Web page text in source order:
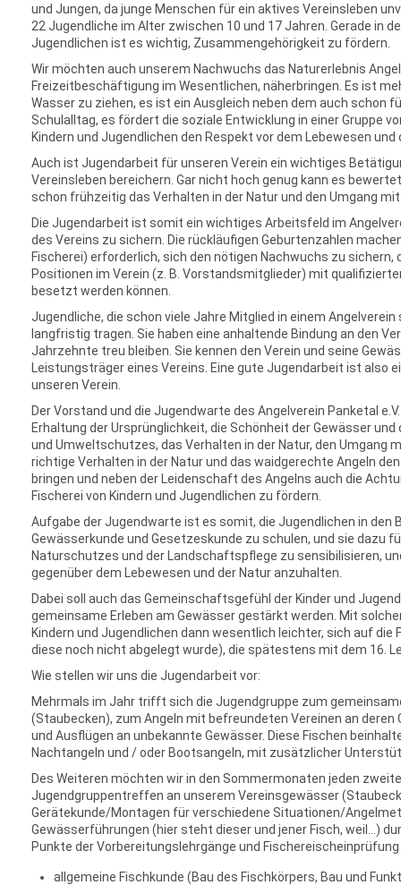
und Jungen, da junge Menschen für ein aktives Vereinsleben
22 Jugendliche im Alter zwischen 10 und 17 Jahren. Gerade in
Jugendlichen ist es wichtig, Zusammengehörigkeit zu fördern.
Wir möchten auch unserem Nachwuchs das Naturerlebnis
Freizeitbeschäftigung im Wesentlichen, näherbringen. Es ist
Wasser zu ziehen, es ist ein Ausgleich neben dem auch schon
Schulalltag, es fördert die soziale Entwicklung in einer Gruppe
Kindern und Jugendlichen den Respekt vor dem Lebewesen
Auch ist Jugendarbeit für unseren Verein ein wichtiges
Vereinsleben bereichern. Gar nicht hoch genug kann es
schon frühzeitig das Verhalten in der Natur und den Umgang
Die Jugendarbeit ist somit ein wichtiges Arbeitsfeld im
des Vereins zu sichern. Die rückläufigen Geburtenzahlen
Fischerei) erforderlich, sich den nötigen Nachwuchs zu
Positionen im Verein (z. B. Vorstandsmitglieder) mit
besetzt werden können.
Jugendliche, die schon viele Jahre Mitglied in einem
langfristig tragen. Sie haben eine anhaltende Bindung an den
Jahrzehnte treu bleiben. Sie kennen den Verein und seine
Leistungsträger eines Vereins. Eine gute Jugendarbeit ist also
unseren Verein.
Der Vorstand und die Jugendwarte des Angelverein Panketal
Erhaltung der Ursprünglichkeit, die Schönheit der Gewässer
und Umweltschutzes, das Verhalten in der Natur, den Umgang
richtige Verhalten in der Natur und das waidgerechte Angeln
bringen und neben der Leidenschaft des Angelns auch die
Fischerei von Kindern und Jugendlichen zu fördern.
Aufgabe der Jugendwarte ist es somit, die Jugendlichen in den
Gewässerkunde und Gesetzeskunde zu schulen, und sie dazu
Naturschutzes und der Landschaftspflege zu sensibilisieren,
gegenüber dem Lebewesen und der Natur anzuhalten.
Dabei soll auch das Gemeinschaftsgefühl der Kinder und
gemeinsame Erleben am Gewässer gestärkt werden. Mit
Kindern und Jugendlichen dann wesentlich leichter, sich auf
diese noch nicht abgelegt wurde), die spätestens mit dem 16.
Wie stellen wir uns die Jugendarbeit vor:
Mehrmals im Jahr trifft sich die Jugendgruppe zum
(Staubecken), zum Angeln mit befreundeten Vereinen an deren
und Ausflügen an unbekannte Gewässer. Diese Fischen
Nachtangeln und / oder Bootsangeln, mit zusätzlicher
Des Weiteren möchten wir in den Sommermonaten jeden
Jugendgruppentreffen an unserem Vereinsgewässer
Gerätekunde/Montagen für verschiedene Situationen/
Gewässerführungen (hier steht dieser und jener Fisch, weil...)
Punkte der Vorbereitungslehrgänge und Fischereischeinprüfung
allgemeine Fischkunde (Bau des Fischkörpers, Bau und